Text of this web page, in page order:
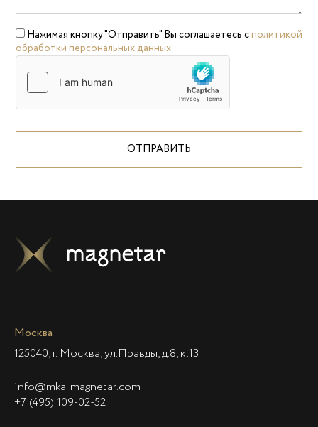
Нажимая кнопку "Отправить" Вы соглашаетесь с политикой
обработки персональных данных
ОТПРАВИТЬ
Москва
125040, г. Москва, ул.Правды, д.8, к.13
info@mka-magnetar.com
+7 (495) 109-02-52